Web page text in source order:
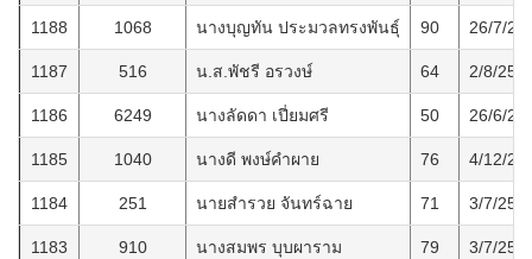
1188 1068 นางบุญทัน ประมวลทรงพันธ์ุ 90 26/7/
1187 516 น.ส.พัชรี อรวงษ์ 64 2/8/
1186 6249 นางลัดดา เปี่ยมศรี 50 26/6/
1185 1040 นางดี พงษ์คำผาย 76 4/12/
1184 251 นายสำรวย จันทร์ฉาย 71 3/7/
1183 910 นางสมพร บุบผาราม 79 3/7/